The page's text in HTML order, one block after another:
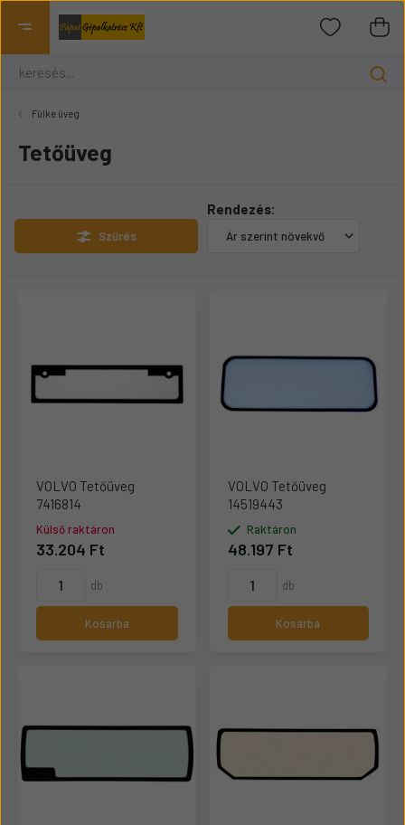
Fülke üveg
Tetőüveg
Szűrés
Rendezés:
VOLVO Tetőüveg
7416814
Külső raktáron
33.204 Ft
db
Kosárba
VOLVO Tetőüveg
14519443
Raktáron
48.197 Ft
db
Kosárba